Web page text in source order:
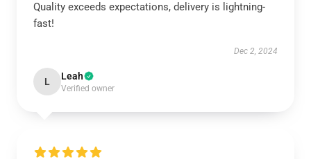
Quality exceeds expectations, delivery is lightning-
fast!
Dec 2, 2024
L Leah
Verified owner